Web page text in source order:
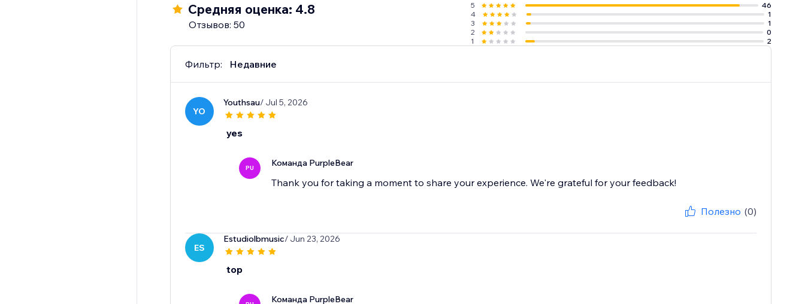
Средняя оценка: 4.8
Отзывов: 50
5
46
4
1
3
1
2
0
1
2
Фильтр: Недавние
YO
Youthsau/ Jul 5, 2026
yes
PU Команда PurpleBear
Thank you for taking a moment to share your experience. We're grateful for your feedback!
Полезно (0)
ES
Estudiolbmusic/ Jun 23, 2026
top
Команда PurpleBear